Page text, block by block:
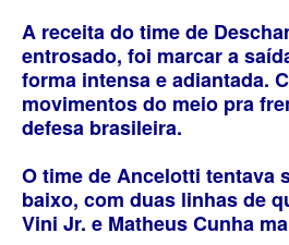
A receita do time de
entrosado, foi marcar a
forma intensa e adiantada.
movimentos do meio pra
defesa brasileira.
O time de Ancelotti tentava
baixo, com duas linhas de
Vini Jr. e Matheus Cunha